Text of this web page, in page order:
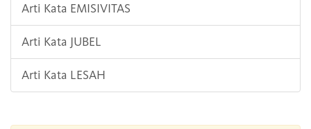
Arti Kata EMISIVITAS
Arti Kata JUBEL
Arti Kata LESAH